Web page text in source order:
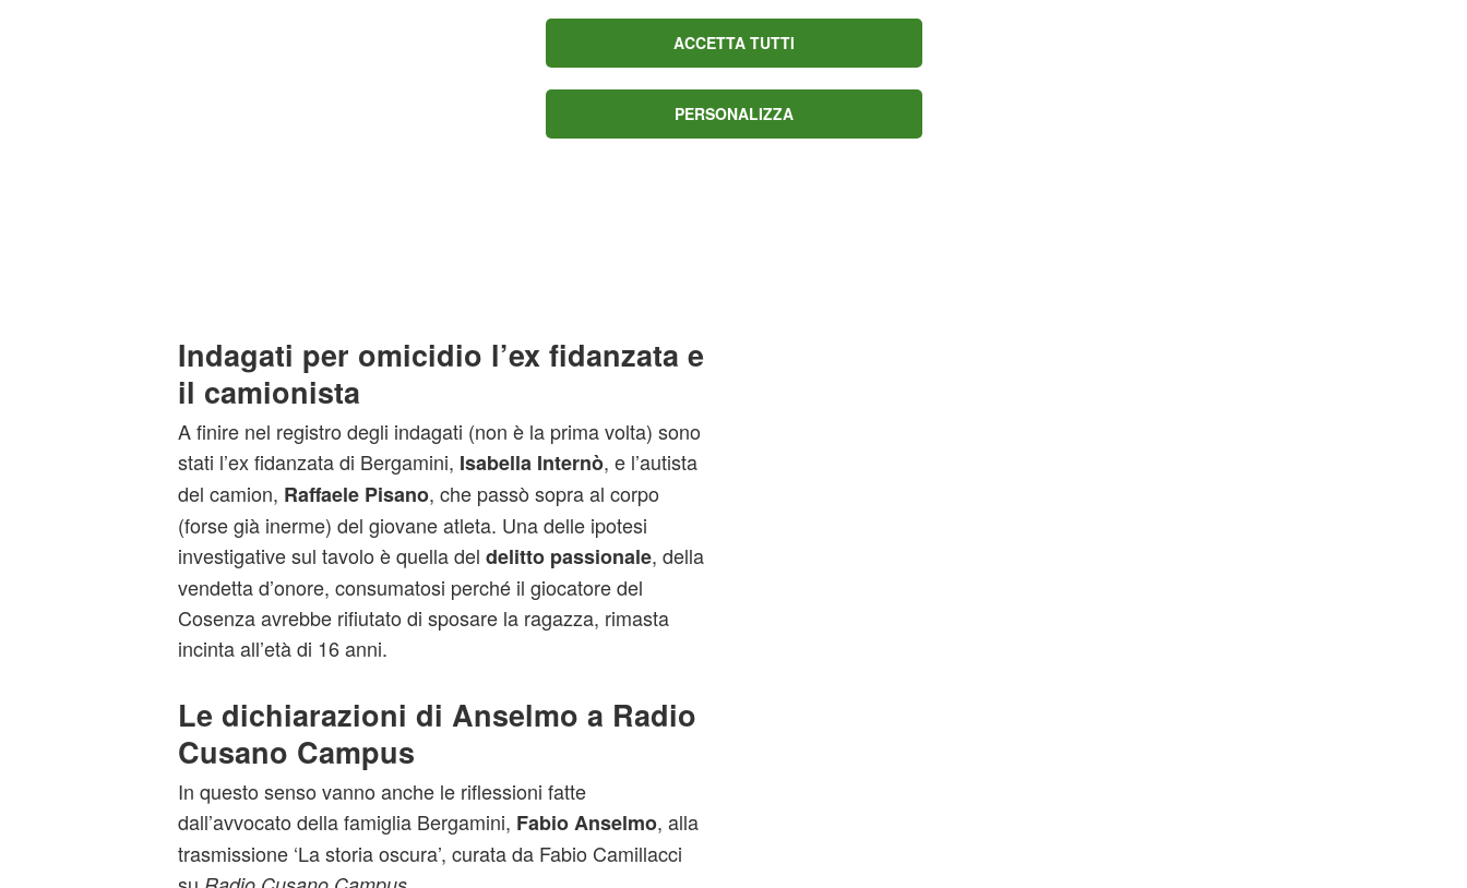
Indagati per omicidio l’ex fidanzata e
il camionista
A finire nel registro degli indagati (non è la prima volta) sono
stati l’ex fidanzata di Bergamini, Isabella Internò, e l’autista
del camion, Raffaele Pisano, che passò sopra al corpo
(forse già inerme) del giovane atleta. Una delle ipotesi
investigative sul tavolo è quella del delitto passionale, della
vendetta d’onore, consumatosi perché il giocatore del
Cosenza avrebbe rifiutato di sposare la ragazza, rimasta
incinta all’età di 16 anni.
Le dichiarazioni di Anselmo a Radio
Cusano Campus
In questo senso vanno anche le riflessioni fatte
dall’avvocato della famiglia Bergamini, Fabio Anselmo, alla
trasmissione ‘La storia oscura’, curata da Fabio Camillacci
ACCETTA TUTTI
PERSONALIZZA